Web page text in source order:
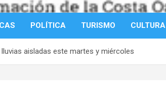
POLÍTICA TURISMO CULTURA
aisladas este martes y miércoles